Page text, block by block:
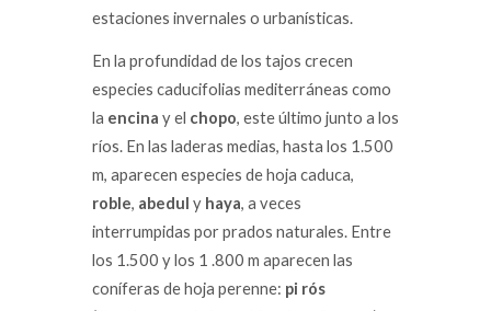
estaciones invernales o urbanísticas.
En la profundidad de los tajos crecen
especies caducifolias mediterráneas como
la encina y el chopo, este último junto a los
ríos. En las laderas medias, hasta los 1.500
m, aparecen especies de hoja caduca,
roble, abedul y haya, a veces
interrumpidas por prados naturales. Entre
los 1.500 y los 1 .800 m aparecen las
coníferas de hoja perenne: pi rós